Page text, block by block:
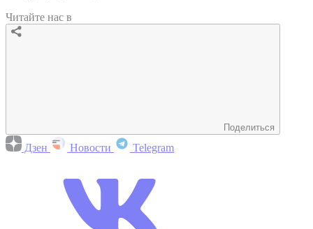
Читайте нас в
Поделиться
Дзен Новости Telegram